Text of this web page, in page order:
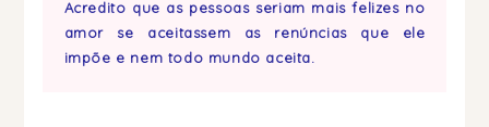
Acredito que as pessoas seriam mais felizes no
amor se aceitassem as renúncias que ele
impõe e nem todo mundo aceita.